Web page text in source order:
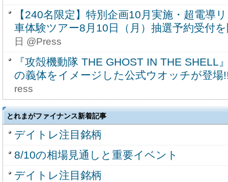
【240名限定】特別企画10月実施・超電導
車体験ツアー8月10日（月）抽選予約受付
日 @Press
『攻殻機動隊 THE GHOST IN THE SHELL
の義体をイメージした公式ウオッチが登場
ress
とれまがファイナンス新着記事
デイトレ注目銘柄
8/10の相場見通しと重要イベント
デイトレ注目銘柄